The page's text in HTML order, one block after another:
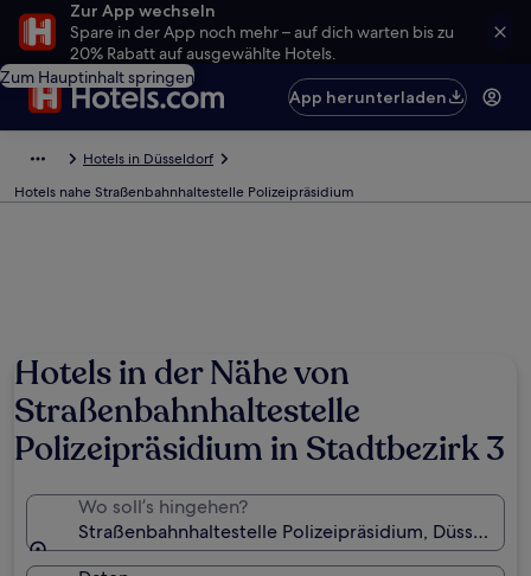
Zur App wechseln
Spare in der App noch mehr – auf dich warten bis zu
20% Rabatt auf ausgewählte Hotels.
Zum Hauptinhalt springen
App herunterladen
Hotels in Düsseldorf
Hotels nahe Straßenbahnhaltestelle Polizeipräsidium
Hotels in der Nähe von
Straßenbahnhaltestelle
Polizeipräsidium in Stadtbezirk 3
Wo soll’s hingehen?
Straßenbahnhaltestelle Polizeipräsidium,